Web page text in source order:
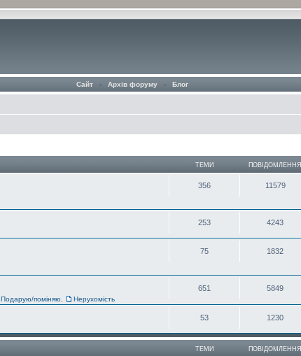
Сайт ‹ Архів форуму ‹ Блог
ТЕМИ ПОВІДОМЛЕННЯ
356 11579
253 4243
75 1832
Подарую/поміняю Нерухомість
651 5849
53 1230
ТЕМИ ПОВІДОМЛЕННЯ